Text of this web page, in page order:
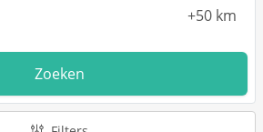
Zoeken